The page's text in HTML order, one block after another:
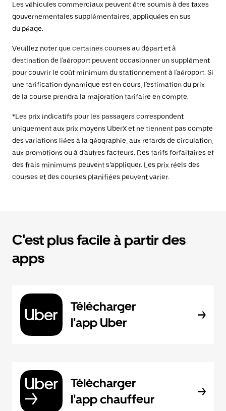
Les véhicules commerciaux peuvent être soumis à des taxes
gouvernementales supplémentaires, appliquées en sus
du péage.
Veuillez noter que certaines courses au départ et à
destination de l'aéroport peuvent occasionner un supplément
pour couvrir le coût minimum du stationnement à l'aéroport. Si
une tarification dynamique est en cours, l'estimation du prix
de la course prendra la majoration tarifaire en compte.
*Les prix indicatifs pour les passagers correspondent
uniquement aux prix moyens UberX et ne tiennent pas compte
des variations liées à la géographie, aux retards de circulation,
aux promotions ou à d’autres facteurs. Des tarifs forfaitaires et
des frais minimums peuvent s’appliquer. Les prix réels des
courses et des courses planifiées peuvent varier.
C'est plus facile à partir des
apps
Télécharger
l'app Uber
Télécharger
l'app chauffeur